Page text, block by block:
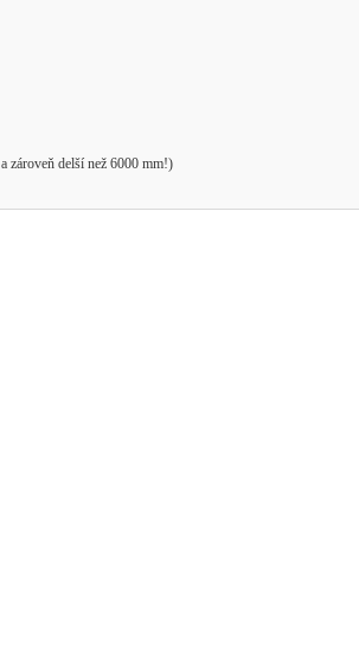
zároveň delší než 6000 mm!)